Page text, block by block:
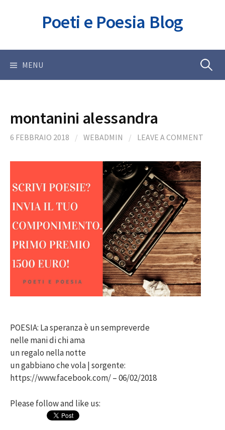
Poeti e Poesia Blog
MENU Ricerca
montanini alessandra
6 FEBBRAIO 2018 / WEBADMIN / LEAVE A COMMENT
POESIA: La speranza è un sempreverde
nelle mani di chi ama
un regalo nella notte
un gabbiano che vola | sorgente:
https://www.facebook.com/ – 06/02/2018
Please follow and like us: